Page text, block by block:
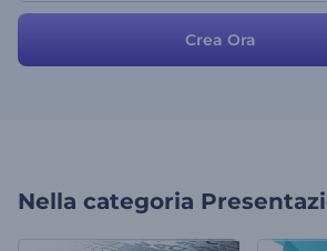
Crea Ora
Nella categoria